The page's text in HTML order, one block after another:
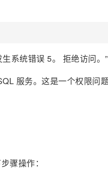
系统错误 5。 拒绝访问。”
服务。这是一个权限问
骤操作：